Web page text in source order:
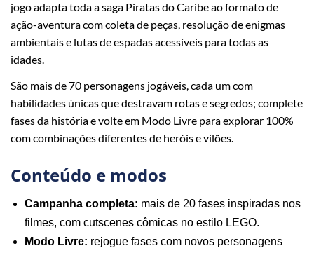
jogo adapta toda a saga Piratas do Caribe ao formato de
ação-aventura com coleta de peças, resolução de enigmas
ambientais e lutas de espadas acessíveis para todas as
idades.
São mais de 70 personagens jogáveis, cada um com
habilidades únicas que destravam rotas e segredos; complete
fases da história e volte em Modo Livre para explorar 100%
com combinações diferentes de heróis e vilões.
Conteúdo e modos
Campanha completa: mais de 20 fases inspiradas nos
filmes, com cutscenes cômicas no estilo LEGO.
Modo Livre: rejogue fases com novos personagens